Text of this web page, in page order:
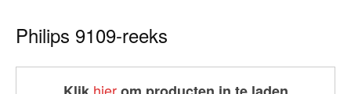
Philips 9109-reeks